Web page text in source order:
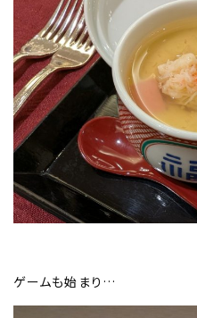
ゲームも始まり…